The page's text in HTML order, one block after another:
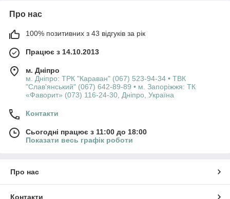
Про нас
100% позитивних з 43 відгуків за рік
Працює з 14.10.2013
м. Дніпро
м. Дніпро: ТРК "Караван" (067) 523-94-34 • ТВК
"Слав'янський" (067) 642-89-89 • м. Запоріжжя: ТК
«Фаворит» (073) 116-24-30, Дніпро, Україна
Контакти
Сьогодні працює з 11:00 до 18:00
Показати весь графік роботи
Про нас
Контакти